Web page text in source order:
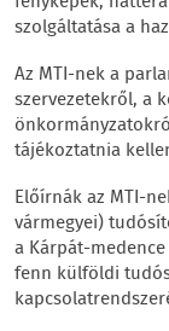
szolgáltatása a
Az MTI-nek a
szervezetekről, a
tájékoztatnia
Előírnák az MTI-
vármegyei)
a Kárpát-
fenn külföldi